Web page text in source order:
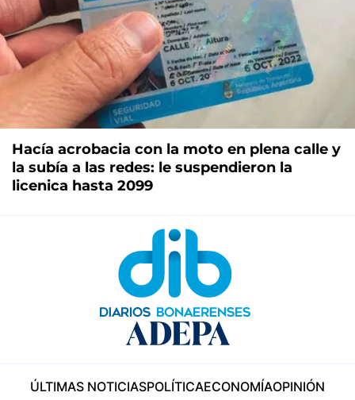
Hacía acrobacia con la moto en plena calle y
la subía a las redes: le suspendieron la
licenica hasta 2099
ÚLTIMAS NOTICIASPOLÍTICAECONOMÍAOPINIÓN